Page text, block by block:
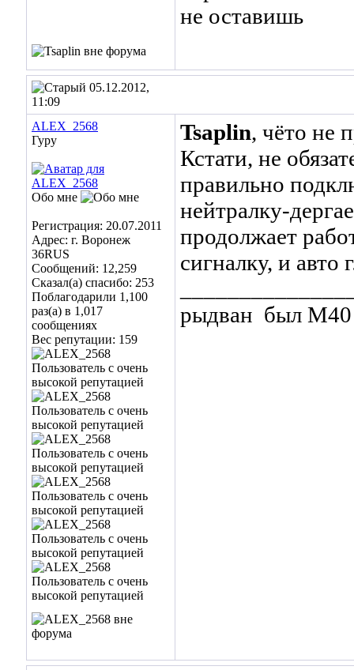
не оставишь
05.12.2012,
11:09
ALEX_2568
Гуру
Обо мне
Регистрация: 20.07.2011
Адрес: г. Воронеж
36RUS
Сообщений: 12,259
Сказал(а) спасибо: 253
Поблагодарили 1,100
раз(а) в 1,017
сообщениях
Вес репутации: 159
Tsaplin, чёто не
Кстати, не
правильно
нейтралку-
продолжает
сигналку, и авто
рыдван был М40